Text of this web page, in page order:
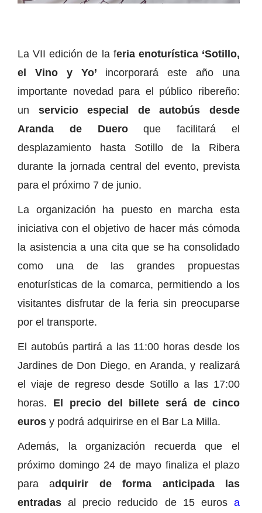
La VII edición de la feria enoturística ‘Sotillo,
el Vino y Yo’ incorporará este año una
importante novedad para el público ribereño:
un servicio especial de autobús desde
Aranda de Dueroque facilitará el
desplazamiento hasta Sotillo de la Ribera
durante la jornada central del evento, prevista
para el próximo 7 de junio.
La organización ha puesto en marcha esta
iniciativa con el objetivo de hacer más cómoda
la asistencia a una cita que se ha consolidado
como una de las grandes propuestas
enoturísticas de la comarca, permitiendo a los
visitantes disfrutar de la feria sin preocuparse
por el transporte.
El autobús partirá a las 11:00 horas desde los
Jardines de Don Diego, en Aranda, y realizará
el viaje de regreso desde Sotillo a las 17:00
horas. El precio del billete será de cinco
euros y podrá adquirirse en el Bar La Milla.
Además, la organización recuerda que el
próximo domingo 24 de mayo finaliza el plazo
para adquirir de forma anticipada las
entradasal precio reducido de 15 eurosa